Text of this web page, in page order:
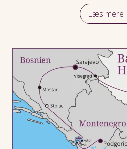
Ohridsø, som er en af verdens
omkranset af bjerge. Næste
Nye opdagelser venter igen i
den hyggelige by Prizren samt
ortodokse kloster Visoki Dečani.
Vi fortsætter til Bosnien-
historiske by Visegrad, der er
Broen over Drina. Derefter
Læs mere